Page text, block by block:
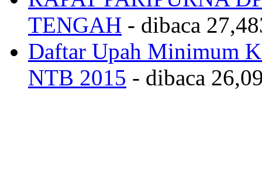
TENGAH - dibaca
Daftar Upah Minimum
NTB 2015 - dibaca